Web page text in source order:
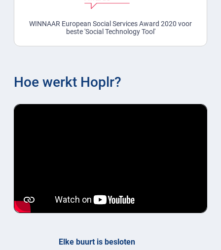
WINNAAR European Social Services Award 2020 voor
beste 'Social Technology Tool'
Hoe werkt Hoplr?
Elke buurt is besloten